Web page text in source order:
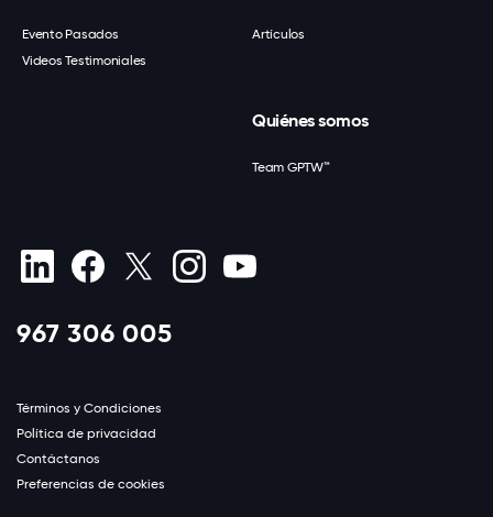
Evento Pasados
Videos Testimoniales
Artículos
Quiénes somos
Team GPTW™
967 306 005
Términos y Condiciones
Política de privacidad
Contáctanos
Preferencias de cookies